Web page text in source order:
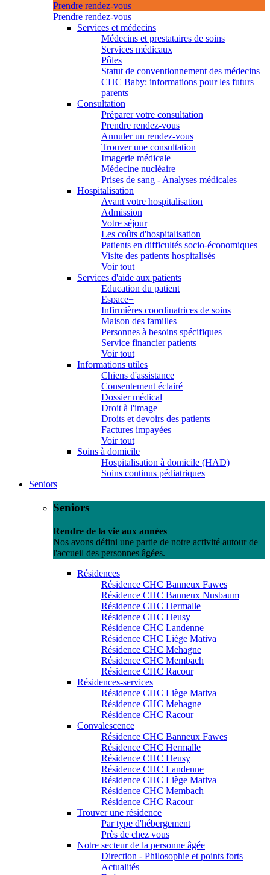
Prendre rendez-vous
Prendre rendez-vous
Services et médecins
Médecins et prestataires de soins
Services médicaux
Pôles
Statut de conventionnement des médecins
CHC Baby: informations pour les futurs
parents
Consultation
Préparer votre consultation
Prendre rendez-vous
Annuler un rendez-vous
Trouver une consultation
Imagerie médicale
Médecine nucléaire
Prises de sang - Analyses médicales
Hospitalisation
Avant votre hospitalisation
Admission
Votre séjour
Les coûts d'hospitalisation
Patients en difficultés socio-économiques
Visite des patients hospitalisés
Voir tout
Services d'aide aux patients
Education du patient
Espace+
Infirmières coordinatrices de soins
Maison des familles
Personnes à besoins spécifiques
Service financier patients
Voir tout
Informations utiles
Chiens d'assistance
Consentement éclairé
Dossier médical
Droit à l'image
Droits et devoirs des patients
Factures impayées
Voir tout
Soins à domicile
Hospitalisation à domicile (HAD)
Soins continus pédiatriques
Seniors
Seniors
Rendre de la vie aux années
Nos avons défini une partie de notre activité autour de
l'accueil des personnes âgées.
Résidences
Résidence CHC Banneux Fawes
Résidence CHC Banneux Nusbaum
Résidence CHC Hermalle
Résidence CHC Heusy
Résidence CHC Landenne
Résidence CHC Liège Mativa
Résidence CHC Mehagne
Résidence CHC Membach
Résidence CHC Racour
Résidences-services
Résidence CHC Liège Mativa
Résidence CHC Mehagne
Résidence CHC Racour
Convalescence
Résidence CHC Banneux Fawes
Résidence CHC Hermalle
Résidence CHC Heusy
Résidence CHC Landenne
Résidence CHC Liège Mativa
Résidence CHC Membach
Résidence CHC Racour
Trouver une résidence
Par type d'hébergement
Près de chez vous
Notre secteur de la personne âgée
Direction - Philosophie et points forts
Actualités